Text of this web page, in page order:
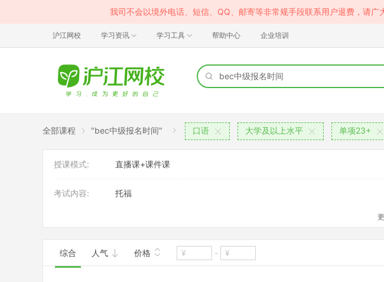
我司不会以境外电话、短信、QQ、邮寄等非常规手段联系用户退费，请
沪江网校 学习资讯 学习工具 帮助中心 企业培训
全部课程 "bec中级报名时间" 口语 大学及以上水平 单项23+
授课模式: 直播课+课件课
考试内容: 托福
综合 人气 价格 -